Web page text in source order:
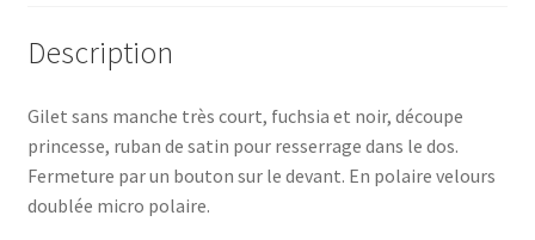
Description
Gilet sans manche très court, fuchsia et noir, découpe
princesse, ruban de satin pour resserrage dans le dos.
Fermeture par un bouton sur le devant. En polaire velours
doublée micro polaire.